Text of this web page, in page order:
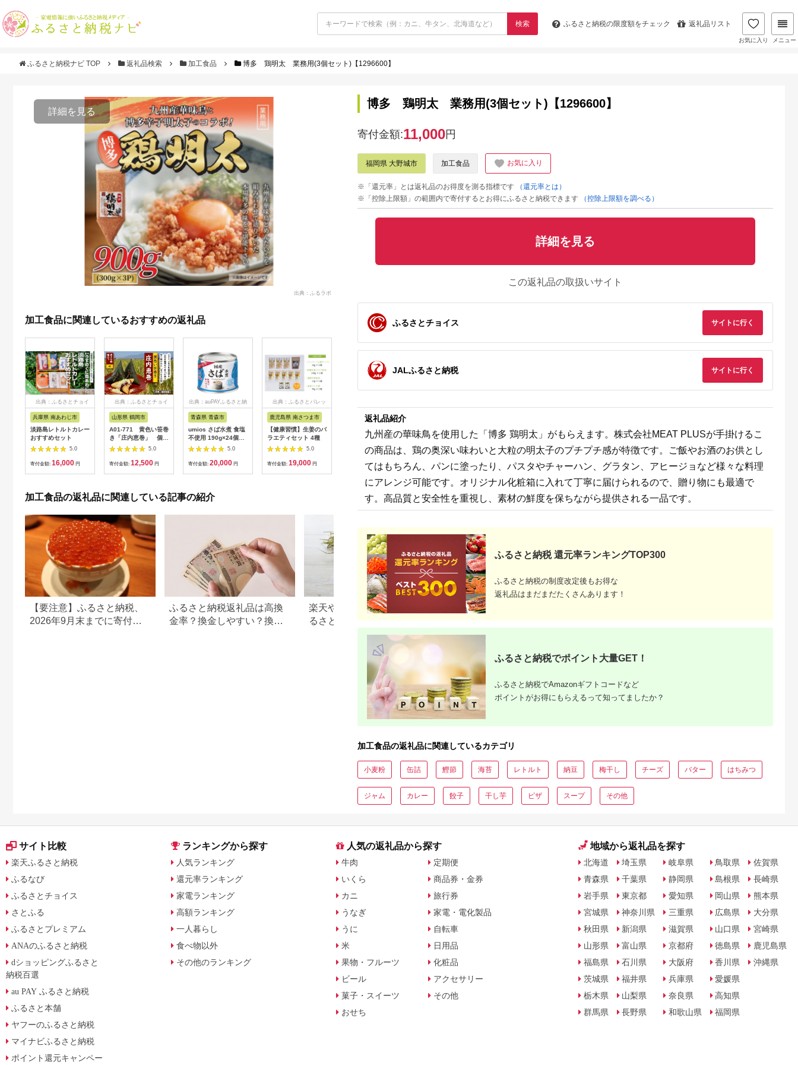
検索 ふるさと納税の限度額をチェック 返礼品リスト
お気に入り メニュー
ふるさと納税ナビ TOP 返礼品検索 加工食品 博多 鶏明太 業務用(3個セット)【1296600】
詳細を見る
出典：ふるラボ
加工食品に関連しているおすすめの返礼品
出典：ふるさとチョイ
兵庫県 南あわじ市
淡路島レトルトカレー
おすすめセット
5.0
寄付金額: 16,000 円
出典：ふるさとチョイ
山形県 鶴岡市
A01-771 黄色い笹巻
き「庄内恵巻」 個別
包装の冷凍ちまき10
個 糖みつ・青きな粉
付き
5.0
寄付金額: 12,500 円
出典：auPAYふるさと納
青森県 青森市
umios さば水煮 食塩
不使用 190g×24個
【1544134】
5.0
寄付金額: 20,000 円
出典：ふるさとパレッ
鹿児島県 南さつま市
【健康習慣】生姜のバ
ラエティセット 4種
5.0
寄付金額: 19,000 円
和歌山県 串本町
【訳あり干物セット】
たっぷり15点以上！
おざきのひもの「おま
かせスペシャルセッ
ト」【冷凍】/ ひもの
干物 干物セット 個包
装 イカ 一夜干し 訳あ
り わけあり
【ozk103A-1】
5.0
寄付金額:10,000 円
味の素冷凍食品 ザ
★(R)チャーハン 12
袋セット 冷凍食品 炒
飯 冷凍炒飯 にんにく
焼豚 惣菜 ご飯 冷凍
温めるだけ レンジ 電
子レンジ 簡単 簡単料
理 千葉市 千葉県
[№5346-0993]
5.0
寄付金額: 22,000
紀州南高梅 梅ばーも
ん 850g［Kn16］
5.0
寄付金額: 12,000円
【和歌山県／紀州南高
梅】紀州四季の梅 は
ちみつ風味1kg（塩分
約6%）
5.0
寄付金額: 15,000円
有機宇治茶プレミアム
セット 〈 有機 オーガ
ニック 無農薬 煎茶 玉
露 深蒸し茶 上煎茶 一
番茶 最上級 極上 濃厚
緑茶 茶葉 お茶葉 お茶
茶 飲料 加工食品 〉
5.0
寄付金額: 17,000 円
フリーズドライ豚汁
48食セット
寄付金額:34,000
加工食品の返礼品に関連している記事の紹介
【要注意】ふるさと納税、
2026年9月末までに寄付し
ふるさと納税返礼品は高換
金率？換金しやすい？換金
楽天やふるなびで人気！ふ
るさと納税「3,000円」の返
青森県 板柳町のふるさと納
税のご紹介
博多 鶏明太 業務用(3個セット)【1296600】
寄付金額:11,000円
福岡県 大野城市 加工食品 お気に入り
※「還元率」とは返礼品のお得度を測る指標です
（還元率とは）
※「控除上限額」の範囲内で寄付するとお得にふるさと納税できます
（控除上限額を調べる）
詳細を見る
この返礼品の取扱いサイト
ふるさとチョイス サイトに行く
JALふるさと納税 サイトに行く
返礼品紹介
九州産の華味鳥を使用した「博多 鶏明太」がもらえます。株式会社MEAT PLUSが手掛けるこ
の商品は、鶏の奥深い味わいと大粒の明太子のプチプチ感が特徴です。ご飯やお酒のお供とし
てはもちろん、パンに塗ったり、パスタやチャーハン、グラタン、アヒージョなど様々な料理
にアレンジ可能です。オリジナル化粧箱に入れて丁寧に届けられるので、贈り物にも最適で
す。高品質と安全性を重視し、素材の鮮度を保ちながら提供される一品です。
ふるさと納税 還元率ランキングTOP300
ふるさと納税の制度改定後もお得な
返礼品はまだまだたくさんあります！
ふるさと納税でポイント大量GET！
ふるさと納税でAmazonギフトコードなど
ポイントがお得にもらえるって知ってましたか？
加工食品の返礼品に関連しているカテゴリ
小麦粉 缶詰 鰹節 海苔 レトルト 納豆 梅干し チーズ バター はちみつ
ジャム カレー 餃子 干し芋 ピザ スープ その他
サイト比較
楽天ふるさと納税
ふるなび
ふるさとチョイス
さとふる
ふるさとプレミアム
ANAのふるさと納税
dショッピングふるさと
納税百選
au PAY ふるさと納税
ふるさと本舗
ヤフーのふるさと納税
マイナビふるさと納税
ポイント還元キャンペー
ランキングから探す
人気ランキング
還元率ランキング
家電ランキング
高額ランキング
一人暮らし
食べ物以外
その他のランキング
人気の返礼品から探す
牛肉
いくら
カニ
うなぎ
うに
米
果物・フルーツ
ビール
菓子・スイーツ
おせち
定期便
商品券・金券
旅行券
家電・電化製品
自転車
日用品
化粧品
アクセサリー
その他
地域から返礼品を探す
北海道
青森県
岩手県
宮城県
秋田県
山形県
福島県
茨城県
栃木県
群馬県
埼玉県
千葉県
東京都
神奈川県
新潟県
富山県
石川県
福井県
山梨県
長野県
岐阜県
静岡県
愛知県
三重県
滋賀県
京都府
大阪府
兵庫県
奈良県
和歌山県
鳥取県
島根県
岡山県
広島県
山口県
徳島県
香川県
愛媛県
高知県
福岡県
佐賀県
長崎県
熊本県
大分県
宮崎県
鹿児島県
沖縄県